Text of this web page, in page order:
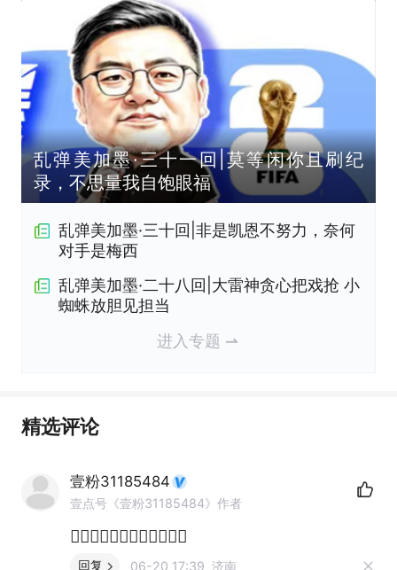
乱弹美加墨·三十一回|莫等闲你且刷纪
录，不思量我自饱眼福
乱弹美加墨·三十回|非是凯恩不努力，奈何
对手是梅西
乱弹美加墨·二十八回|大雷神贪心把戏抢 小
蜘蛛放胆见担当
进入专题
精选评论
壹粉31185484
壹点号《壹粉31185484》作者
👍🏻👍🏻👍🏻👍🏻👍🏻👍🏻
回复 06-20 17:39 济南